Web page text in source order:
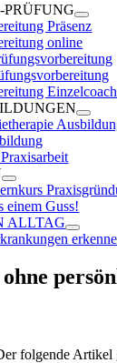
Präsenz
online
einem Guss!
ALLTAG
folgende